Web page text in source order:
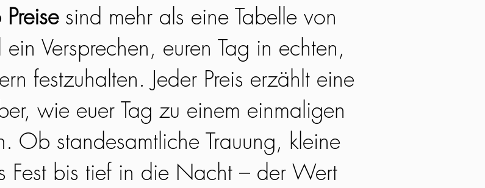
sind mehr als eine Tabelle von
Versprechen, euren Tag in echten,
festzuhalten. Jeder Preis erzählt eine
wie euer Tag zu einem einmaligen
Ob standesamtliche Trauung, kleine
Fest bis tief in die Nacht – der Wert